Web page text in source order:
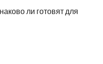
ли готовят для